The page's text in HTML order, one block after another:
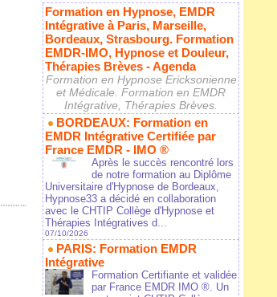
Formation en Hypnose, EMDR
Intégrative à Paris, Marseille,
Bordeaux, Strasbourg. Formation
EMDR-IMO, Hypnose et Douleur,
Thérapies Brèves - Agenda
Formation en Hypnose Ericksonienne
et Médicale. Formation en EMDR
Intégrative, Thérapies Brèves.
BORDEAUX: Formation en
EMDR Intégrative Certifiée par
France EMDR - IMO ®
Après le succès rencontré lors
de notre formation au Diplôme
Universitaire d'Hypnose de Bordeaux,
Hypnose33 a décidé en collaboration
avec le CHTIP Collège d'Hypnose et
Thérapies Intégratives d...
07/10/2026
PARIS: Formation EMDR
Intégrative
Formation Certifiante et validée
par France EMDR IMO ®. Un